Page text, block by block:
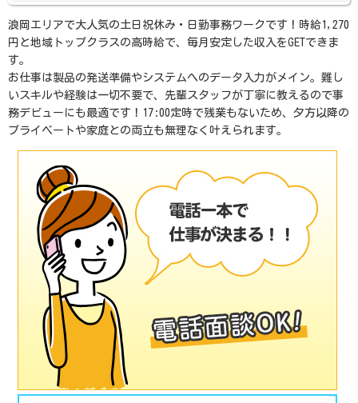
浪岡エリアで大人気の土日祝休み・日勤事務ワークです！時給1,270
円と地域トップクラスの高時給で、毎月安定した収入をGETできま
す。
お仕事は製品の発送準備やシステムへのデータ入力がメイン。難し
いスキルや経験は一切不要で、先輩スタッフが丁寧に教えるので事
務デビューにも最適です！17:00定時で残業もないため、夕方以降の
プライベートや家庭との両立も無理なく叶えられます。